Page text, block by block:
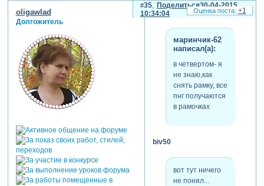
Поделиться
35
30-04-2015
10:34:04
oligawlad
Долгожитель
маринчик-62
написал(а):
в четвертом- я
не знаю,как
снять рамку, все
пнг получаются
в рамочках
biv50
вот тут ничего
не понял...
+1